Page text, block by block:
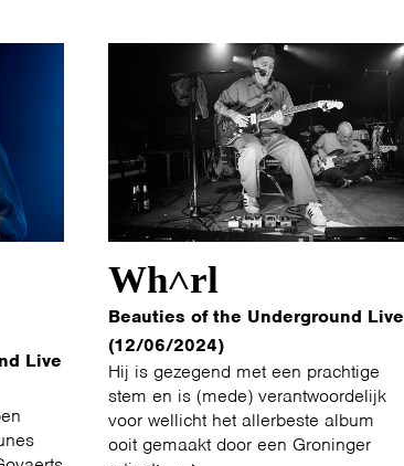
Live
Wh˄rl
Beauties of the Underground Live
(12/06/2024)
Hij is gezegend met een prachtige
stem en is (mede) verantwoordelijk
voor wellicht het allerbeste album
ooit gemaakt door een Groninger